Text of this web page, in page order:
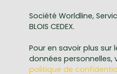
Société Worldline,
BLOIS CEDEX.
Pour en savoir plus
données personnelles,
politique de